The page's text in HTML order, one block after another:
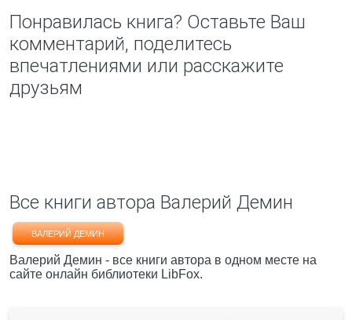
Понравилась книга? Оставьте Ваш
комментарий, поделитесь
впечатлениями или расскажите
друзьям
Все книги автора Валерий Демин
ВАЛЕРИЙ ДЕМИН
Валерий Демин - все книги автора в одном месте на
сайте онлайн библиотеки LibFox.